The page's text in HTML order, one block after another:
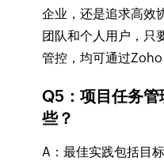
企业，还是追求高效
团队和个人用户，只
管控，均可通过Zoho
Q5：项目任务
些？
A：最佳实践包括目